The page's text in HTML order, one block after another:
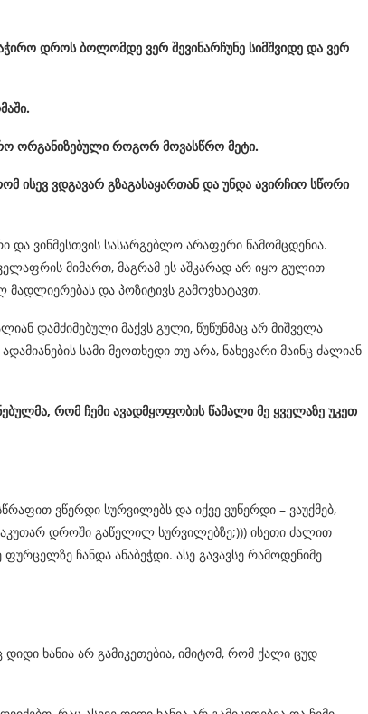
დროს ბოლომდე ვერ შევინარჩუნე სიმშვიდე და ვერ
.
ორგანიზებული როგორ მოვასწრო მეტი.
ისევ ვდგავარ გზაგასაყართან და უნდა ავირჩიო სწორი
ვინმესთვის სასარგებლო არაფერი წამომცდენია.
მიმართ, მაგრამ ეს აშკარად არ იყო გულით
მადლიერებას და პოზიტივს გამოვხატავთ.
დამძიმებული მაქვს გული, წუწუნმაც არ მიშველა
სამი მეოთხედი თუ არა, ნახევარი მაინც ძალიან
, რომ ჩემი ავადმყოფობის წამალი მე ყველაზე უკეთ
ვწერდი სურვილებს და იქვე ვუწერდი – ვაუქმებ,
დროში გაწელილ სურვილებზე;))) ისეთი ძალით
ფურცელზე ჩანდა ანაბეჭდი. ასე გავავსე რამოდენიმე
ხანია არ გამიკეთებია, იმიტომ, რომ ქალი ცუდ